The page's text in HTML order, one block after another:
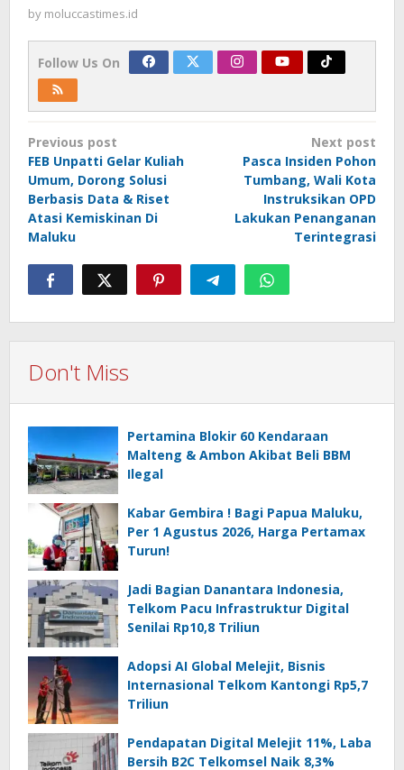
by moluccastimes.id
Follow Us On
Post
navigation
Previous post
FEB Unpatti Gelar Kuliah
Umum, Dorong Solusi
Berbasis Data & Riset
Atasi Kemiskinan Di
Maluku
Next post
Pasca Insiden Pohon
Tumbang, Wali Kota
Instruksikan OPD
Lakukan Penanganan
Terintegrasi
Don't Miss
Pertamina Blokir 60 Kendaraan
Malteng & Ambon Akibat Beli BBM
Ilegal
Kabar Gembira ! Bagi Papua Maluku,
Per 1 Agustus 2026, Harga Pertamax
Turun!
Jadi Bagian Danantara Indonesia,
Telkom Pacu Infrastruktur Digital
Senilai Rp10,8 Triliun
Adopsi AI Global Melejit, Bisnis
Internasional Telkom Kantongi Rp5,7
Triliun
Pendapatan Digital Melejit 11%, Laba
Bersih B2C Telkomsel Naik 8,3%